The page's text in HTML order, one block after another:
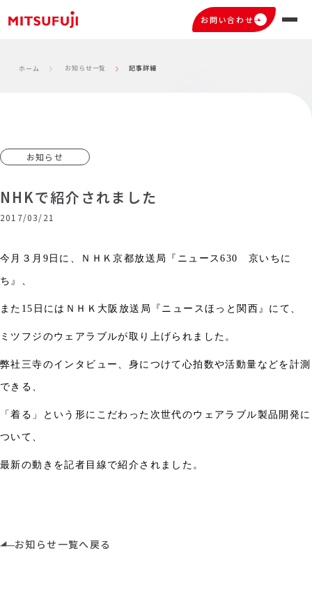
お問い合わせ
ホーム お知らせ一覧 記事詳細
お知らせ
NHKで紹介されました
2017/03/21
今月３月 9 日に、ＮＨＫ京都放送局『ニュース630 京いちに
ち』、
また 15 日にはＮＨＫ大阪放送局『ニュースほっと関西』にて、
ミツフジのウェアラブルが取り上げられました。
弊社三寺のインタビュー、身につけて心拍数や活動量などを計測
できる、
「着る」という形にこだわった次世代のウェアラブル製品開発に
ついて、
最新の動きを記者目線で紹介されました。
お知らせ一覧へ戻る